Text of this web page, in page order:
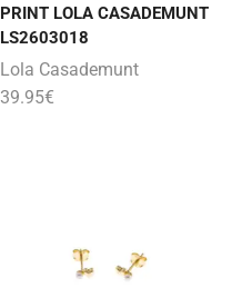
PRINT LOLA CASADEMUNT
LS2603018
Lola Casademunt
39.95€